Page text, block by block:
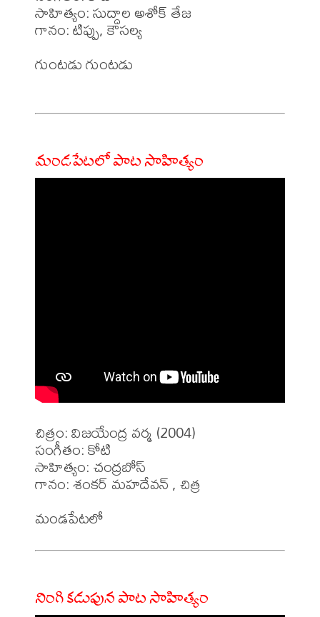
సాహిత్యం: సుద్దాల అశోక్ తేజ
గానం: టిప్పు, కౌసల్య
గుంటడు గుంటడు
మండపేటలో పాట సాహిత్యం
చిత్రం: విజయేంద్ర వర్మ (2004)
సంగీతం: కోటి
సాహిత్యం: చంద్రబోస్
గానం: శంకర్ మహదేవన్ , చిత్ర
నింగి కడుపున పాట సాహిత్యం